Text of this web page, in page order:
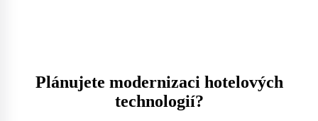
Plánujete modernizaci hotelových
technologií?